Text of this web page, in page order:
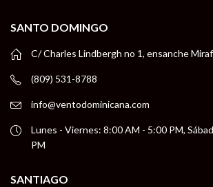
SANTO DOMINGO
C/ Charles Lindbergh no 1, ensanche
(809) 531-8788
info@ventodominicana.com
Lunes - Viernes: 8:00 AM - 5:00 PM,
PM
SANTIAGO